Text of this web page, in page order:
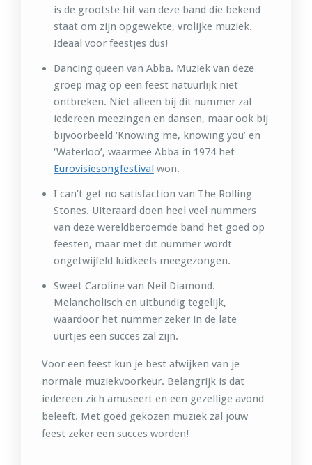
is de grootste hit van deze band die bekend
staat om zijn opgewekte, vrolijke muziek.
Ideaal voor feestjes dus!
Dancing queen van Abba. Muziek van deze
groep mag op een feest natuurlijk niet
ontbreken. Niet alleen bij dit nummer zal
iedereen meezingen en dansen, maar ook bij
bijvoorbeeld ‘Knowing me, knowing you’ en
‘Waterloo’, waarmee Abba in 1974 het
Eurovisiesongfestival won.
I can’t get no satisfaction van The Rolling
Stones. Uiteraard doen heel veel nummers
van deze wereldberoemde band het goed op
feesten, maar met dit nummer wordt
ongetwijfeld luidkeels meegezongen.
Sweet Caroline van Neil Diamond.
Melancholisch en uitbundig tegelijk,
waardoor het nummer zeker in de late
uurtjes een succes zal zijn.
Voor een feest kun je best afwijken van je
normale muziekvoorkeur. Belangrijk is dat
iedereen zich amuseert en een gezellige avond
beleeft. Met goed gekozen muziek zal jouw
feest zeker een succes worden!